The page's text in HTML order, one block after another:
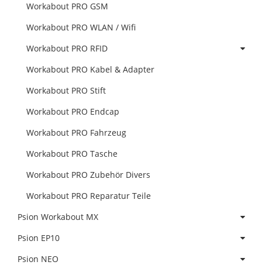
Workabout PRO GSM
Workabout PRO WLAN / Wifi
Workabout PRO RFID
Workabout PRO Kabel & Adapter
Workabout PRO Stift
Workabout PRO Endcap
Workabout PRO Fahrzeug
Workabout PRO Tasche
Workabout PRO Zubehör Divers
Workabout PRO Reparatur Teile
Psion Workabout MX
Psion EP10
Psion NEO